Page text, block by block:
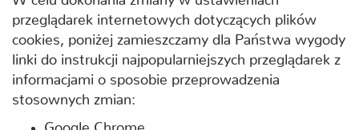
przeglądarek internetowych dotyczących plików
cookies, poniżej zamieszczamy dla Państwa wygody
linki do instrukcji najpopularniejszych przeglądarek z
informacjami o sposobie przeprowadzenia
stosownych zmian:
Google Chrome